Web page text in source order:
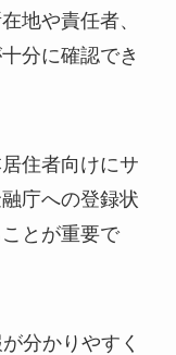
地や責任者、
分に確認でき
住者向けにサ
庁への登録状
とが重要で
分かりやすく